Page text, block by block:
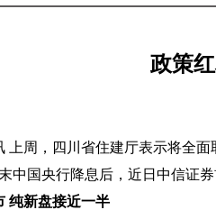
政策
上周，四川省住建厅表示将全
中国央行降息后，近日中信证
纯新盘接近一半